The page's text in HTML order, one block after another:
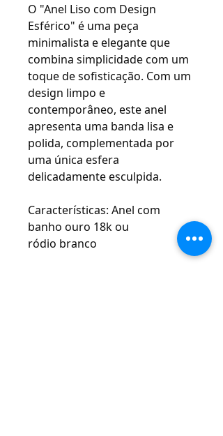
O "Anel Liso com Design
Esférico" é uma peça
minimalista e elegante que
combina simplicidade com um
toque de sofisticação. Com um
design limpo e
contemporâneo, este anel
apresenta uma banda lisa e
polida, complementada por
uma única esfera
delicadamente esculpida.
Características: Anel com
banho ouro 18k ou
ródio branco